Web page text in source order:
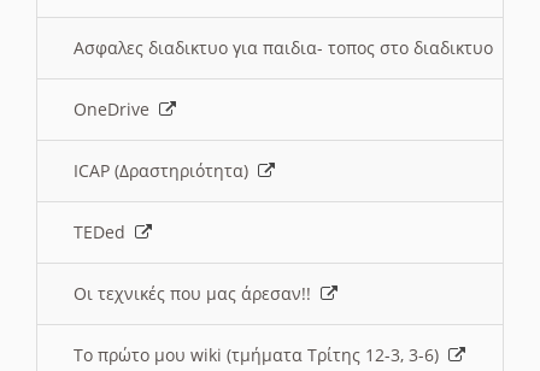
Ασφαλες διαδικτυο για παιδια- τοπος στο διαδικτυο
OneDrive
ICAP (Δραστηριότητα)
TEDed
Οι τεχνικές που μας άρεσαν!!
Το πρώτο μου wiki (τμήματα Τρίτης 12-3, 3-6)